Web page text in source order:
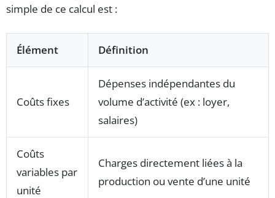
simple de ce calcul est :
Élément Définition
Coûts fixes
Dépenses indépendantes du
volume d’activité (ex : loyer,
salaires)
Coûts
variables par
unité
Charges directement liées à la
production ou vente d’une unité